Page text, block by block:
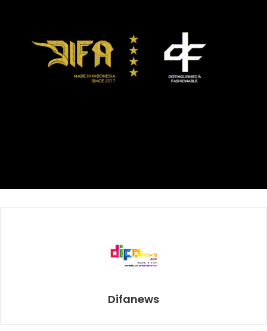
bimbingannya. Mereka terdiri atas ibu-ibu yang pernah
mengikuti umrah bersama biro perjalanan haji dan umrah
Difanews